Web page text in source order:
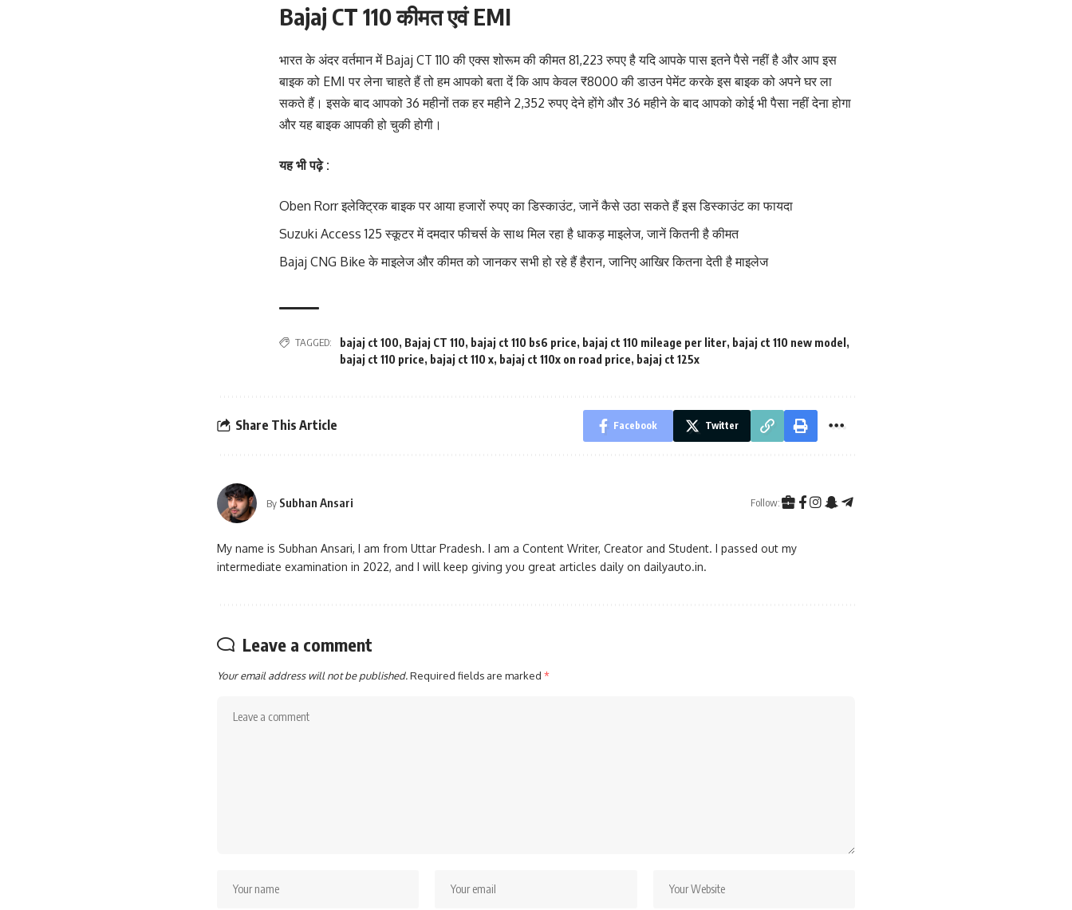
Bajaj CT 110 कीमत एवं EMI
भारत के अंदर वर्तमान में Bajaj CT 110 की एक्स शोरूम की कीमत 81,223 रुपए है यदि आपके पास इतने पैसे नहीं है और आप इस
बाइक को EMI पर लेना चाहते हैं तो हम आपको बता दें कि आप केवल ₹8000 की डाउन पेमेंट करके इस बाइक को अपने घर ला
सकते हैं। इसके बाद आपको 36 महीनों तक हर महीने 2,352 रुपए देने होंगे और 36 महीने के बाद आपको कोई भी पैसा नहीं देना होगा
और यह बाइक आपकी हो चुकी होगी।
यह भी पढ़े :
Oben Rorr इलेक्ट्रिक बाइक पर आया हजारों रुपए का डिस्काउंट, जानें कैसे उठा सकते हैं इस डिस्काउंट का फायदा
Suzuki Access 125 स्कूटर में दमदार फीचर्स के साथ मिल रहा है धाकड़ माइलेज, जानें कितनी है कीमत
Bajaj CNG Bike के माइलेज और कीमत को जानकर सभी हो रहे हैं हैरान, जानिए आखिर कितना देती है माइलेज
TAGGED: bajaj ct 100, Bajaj CT 110, bajaj ct 110 bs6 price, bajaj ct 110 mileage per liter, bajaj ct 110 new model ,
bajaj ct 110 price, bajaj ct 110 x, bajaj ct 110x on road price, bajaj ct 125x
Share This Article Facebook Twitter
By Subhan Ansari Follow:
My name is Subhan Ansari, I am from Uttar Pradesh. I am a Content Writer, Creator and Student. I passed out my
intermediate examination in 2022, and I will keep giving you great articles daily on dailyauto.in.
Leave a comment
Your email address will not be published.Required fields are marked *